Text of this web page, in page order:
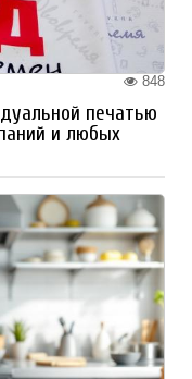
848
печатью
и любых